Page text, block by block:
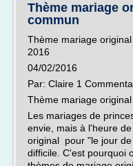
Thème mariage
commun
Thème mariage
2016
04/02/2016
Par: Claire 1
Thème mariage original
Les mariages de
envie, mais à l'heure
original pour "le jour
difficile. C'est pourquoi